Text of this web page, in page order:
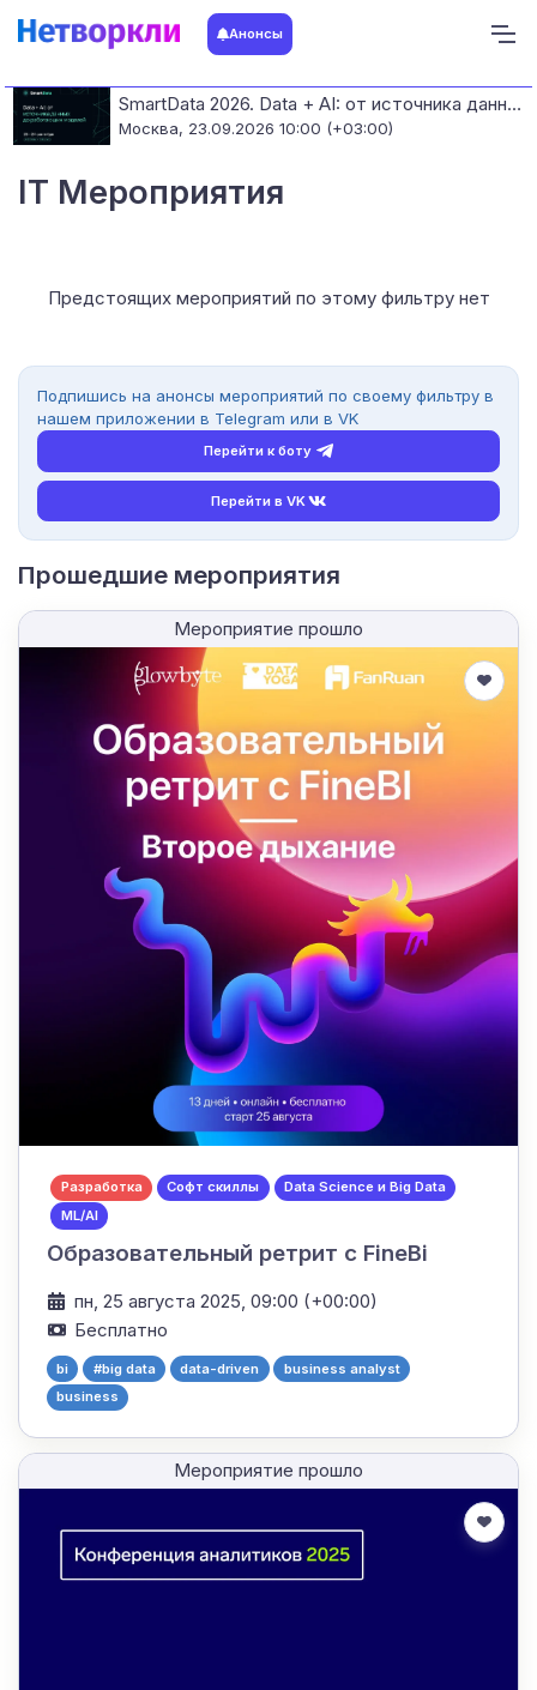
Анонсы
SmartData 2026. Data + AI: от источника данных до работающих моделей
Москва, 23.09.2026 10:00 (+03:00)
IT Мероприятия
Предстоящих мероприятий по этому фильтру нет
Подпишись на анонсы мероприятий по своему фильтру в
нашем приложении в Telegram или в VK
Перейти к боту
Перейти в VK
Прошедшие мероприятия
Мероприятие прошло
Разработка Софт скиллы
Data Science и Big Data
ML/AI
Образовательный ретрит с FineBi
пн, 25 августа 2025, 09:00 (+00:00)
Бесплатно
bi #big data data-driven
business analyst
business
Мероприятие прошло